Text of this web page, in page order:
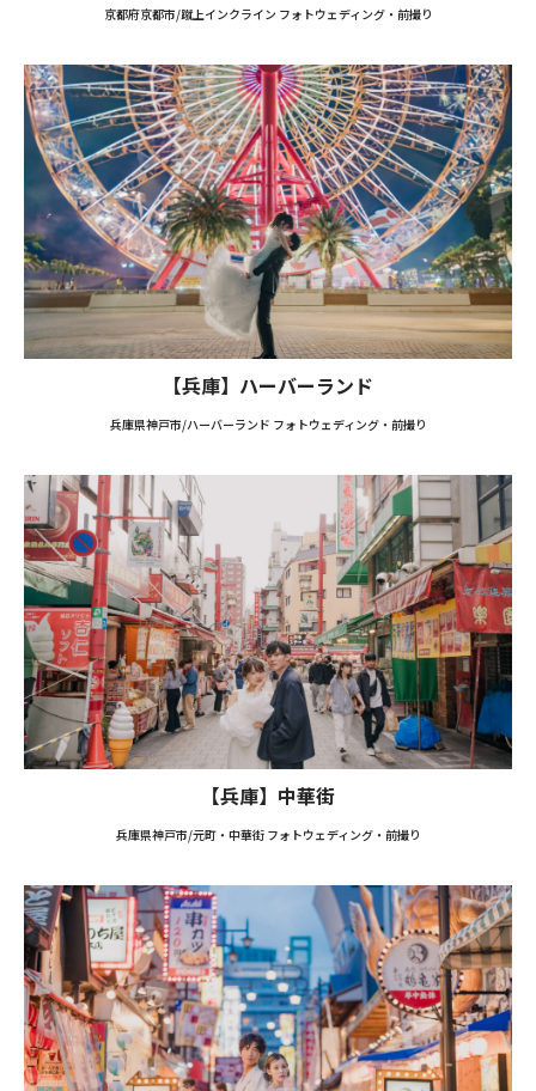
京都府京都市/蹴上インクライン フォトウェディング・前撮り
【兵庫】ハーバーランド
兵庫県神戸市/ハーバーランド フォトウェディング・前撮り
【兵庫】中華街
兵庫県神戸市/元町・中華街 フォトウェディング・前撮り